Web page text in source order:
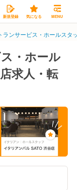
新規登録 気になる MENU
ランサービス・ホールスタ
・ホール
求人・転